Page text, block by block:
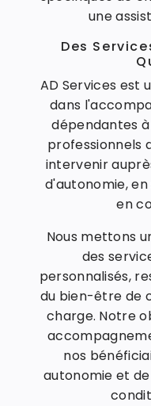
une
Des
AD Services est
dans
dépendantes
professionnels
intervenir
d'autonomie,
en
Nous mettons
des
personnalisés,
du bien-être de
charge. Notre
nos
autonomie et